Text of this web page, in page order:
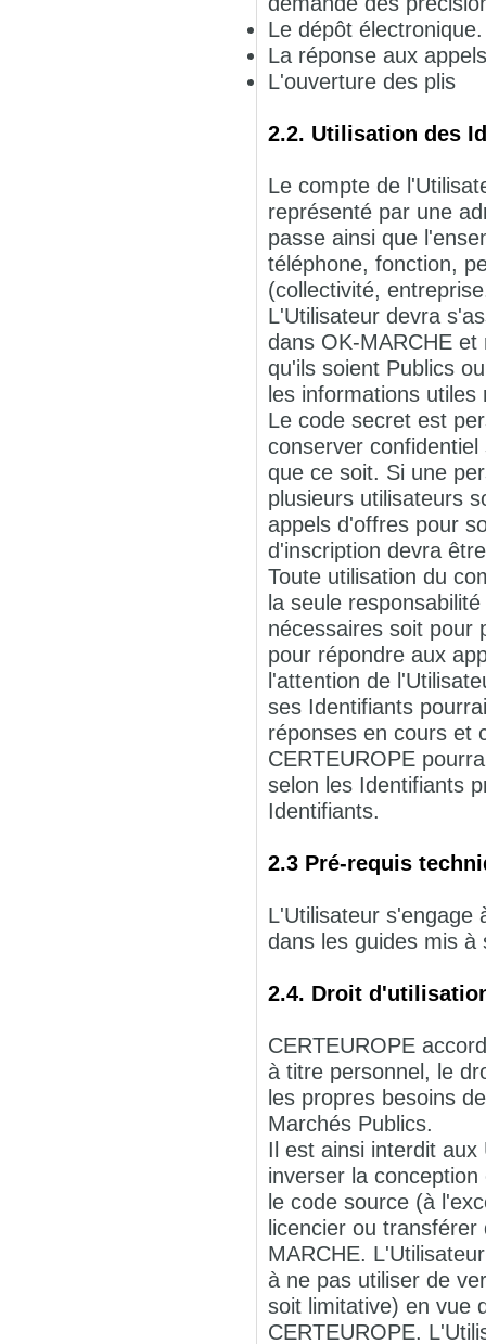
Le dépôt électronique.
La réponse aux
L'ouverture des plis
2.2. Utilisation des
Le compte de
représenté par une
passe ainsi que
téléphone, fonction,
(collectivité,
L'Utilisateur devra
dans OK-MARCHE
qu'ils soient Publics
les informations
Le code secret est
conserver
que ce soit. Si une
plusieurs utilisateurs
appels d'offres pour
d'inscription devra
Toute utilisation du
la seule
nécessaires soit pour
pour répondre aux
l'attention de
ses Identifiants
réponses en cours et
CERTEUROPE
selon les Identifiants
Identifiants.
2.3 Pré-requis
L'Utilisateur s'engage
dans les guides mis à
2.4. Droit
CERTEUROPE
à titre personnel, le
les propres besoins
Marchés Publics.
Il est ainsi interdit
inverser la
le code source (à
licencier ou
MARCHE.
à ne pas utiliser de
soit limitative) en vue
CERTEUROPE.